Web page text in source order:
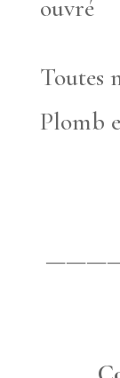
ouvré
Toutes
Plomb